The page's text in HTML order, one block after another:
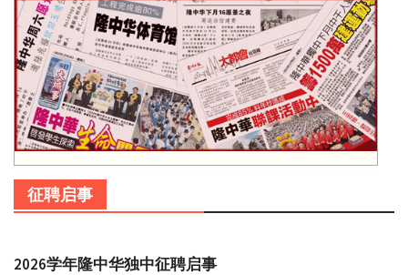
征聘启事
2026学年隆中华独中征聘启事